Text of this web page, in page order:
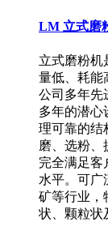
LM 立式磨
立式磨粉机
量低、耗能
公司多年先
多年的潜心
理可靠的结
磨、选粉、
完全满足客
水平。可广
矿等行业，
状、颗粒状